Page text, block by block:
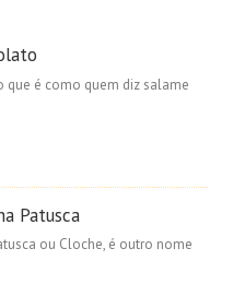
que é como quem diz salame
Patusca
ou Cloche, é outro nome